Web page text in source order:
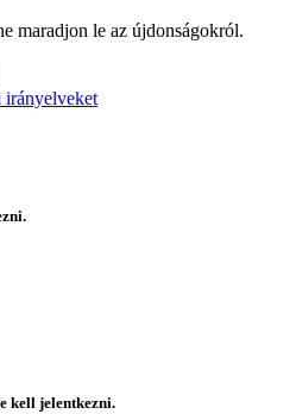
maradjon le az újdonságokról.
irányelveket
kell jelentkezni.